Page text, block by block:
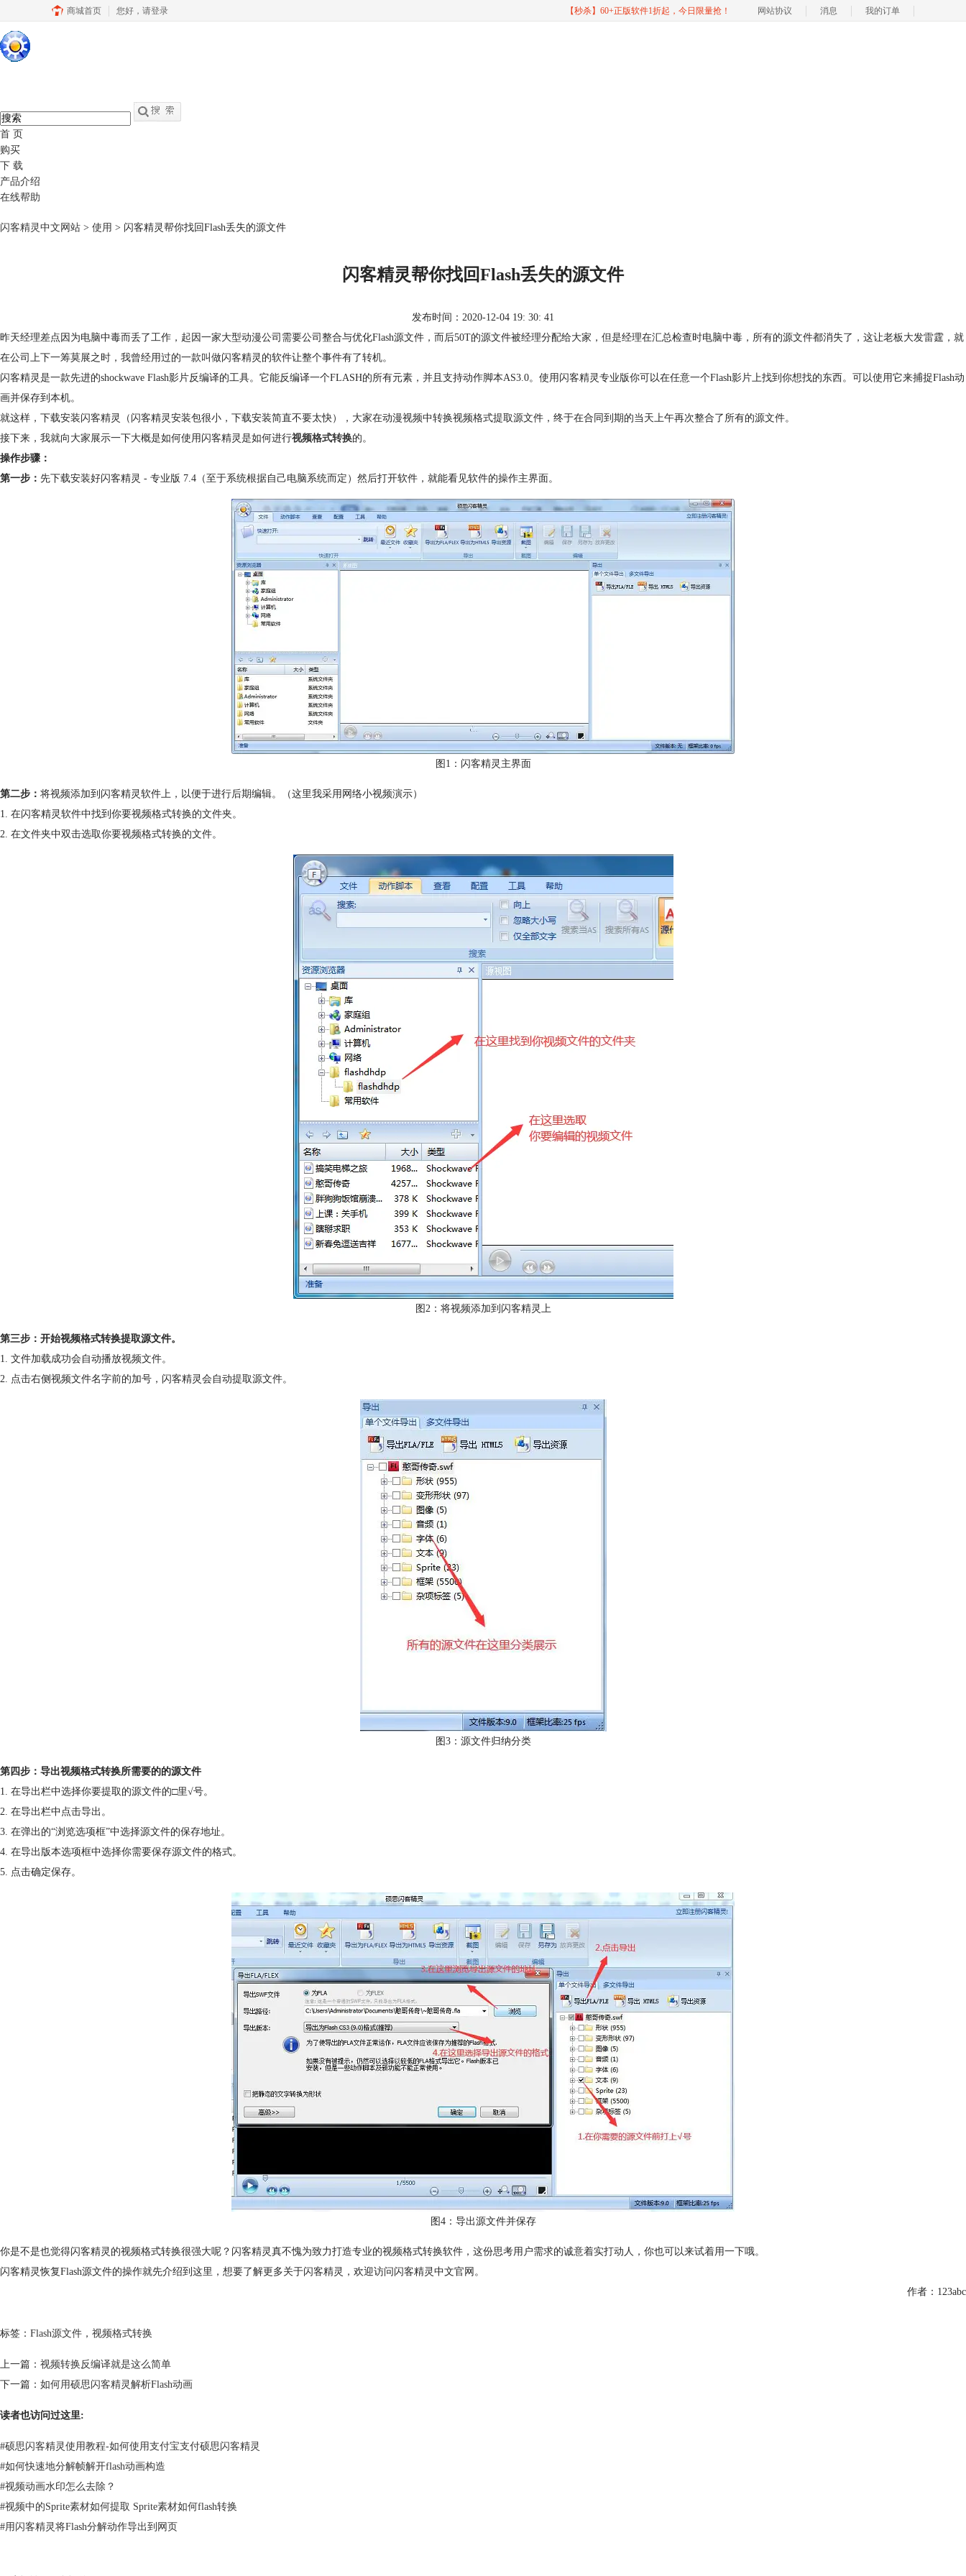
商城首页 您好， 请登录 【秒杀】60+正版软件1折起，今日限量抢！ 网站协议 消息 我的订单
首 页
购买
下 载
产品介绍
在线帮助
闪客精灵中文网站 > 使用 > 闪客精灵帮你找回Flash丢失的源文件
闪客精灵帮你找回Flash丢失的源文件
发布时间：2020-12-04 19: 30: 41
昨天经理差点因为电脑中毒而丢了工作，起因一家大型动漫公司需要公司整合与优化Flash源文件，而后50T的源文件被经理分配给大家，但是经理在汇总检查时电脑中毒，所有的源文件都消失了，这让老板大发雷霆，就
在公司上下一筹莫展之时，我曾经用过的一款叫做闪客精灵的软件让整个事件有了转机。
闪客精灵是一款先进的shockwave Flash影片反编译的工具。它能反编译一个FLASH的所有元素，并且支持动作脚本AS3.0。使用闪客精灵专业版你可以在任意一个Flash影片上找到你想找的东西。可以使用它来捕捉Flash动
画并保存到本机。
就这样，下载安装闪客精灵（闪客精灵安装包很小，下载安装简直不要太快），大家在动漫视频中转换视频格式提取源文件，终于在合同到期的当天上午再次整合了所有的源文件。
接下来，我就向大家展示一下大概是如何使用闪客精灵是如何进行视频格式转换的。
操作步骤：
第一步： 先下载安装好闪客精灵 - 专业版 7.4（至于系统根据自己电脑系统而定）然后打开软件，就能看见软件的操作主界面。
图1：闪客精灵主界面
第二步： 将视频添加到闪客精灵软件上，以便于进行后期编辑。（这里我采用网络小视频演示）
1. 在闪客精灵软件中找到你要视频格式转换的文件夹。
2. 在文件夹中双击选取你要视频格式转换的文件。
图2：将视频添加到闪客精灵上
第三步：开始视频格式转换提取源文件。
1. 文件加载成功会自动播放视频文件。
2. 点击右侧视频文件名字前的加号，闪客精灵会自动提取源文件。
图3：源文件归纳分类
第四步：导出视频格式转换所需要的的源文件
1. 在导出栏中选择你要提取的源文件的□里√号。
2. 在导出栏中点击导出。
3. 在弹出的“浏览选项框”中选择源文件的保存地址。
4. 在导出版本选项框中选择你需要保存源文件的格式。
5. 点击确定保存。
图4：导出源文件并保存
你是不是也觉得闪客精灵的视频格式转换很强大呢？闪客精灵真不愧为致力打造专业的视频格式转换软件，这份思考用户需求的诚意着实打动人，你也可以来试着用一下哦。
闪客精灵恢复Flash源文件的操作就先介绍到这里，想要了解更多关于闪客精灵，欢迎访问闪客精灵中文官网。
作者：123abc
标签： Flash源文件 ， 视频格式转换
上一篇： 视频转换反编译就是这么简单
下一篇： 如何用硕思闪客精灵解析Flash动画
读者也访问过这里:
#硕思闪客精灵使用教程-如何使用支付宝支付硕思闪客精灵
#如何快速地分解帧解开flash动画构造
#视频动画水印怎么去除？
#视频中的Sprite素材如何提取 Sprite素材如何flash转换
#用闪客精灵将Flash分解动作导出到网页